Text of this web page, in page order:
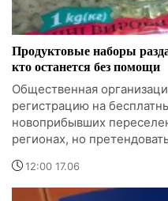
Продуктовые наборы
кто останется без помощи
Общественная
регистрацию на
новоприбывших
регионах, но
12:00 17.06